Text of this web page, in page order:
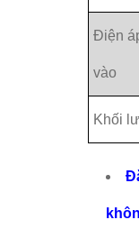
Điện
vào
Khối